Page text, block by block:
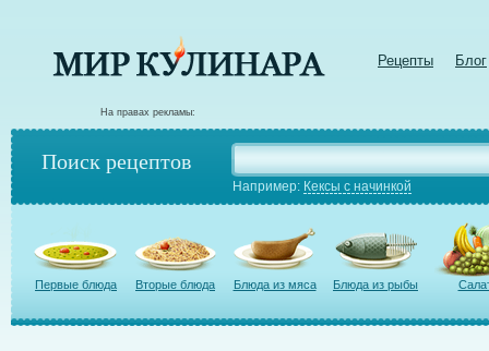
Рецепты Блог
На правах рекламы:
Поиск рецептов
Например: Кексы с начинкой
Первые блюда Вторые блюда Блюда из мяса Блюда из рыбы